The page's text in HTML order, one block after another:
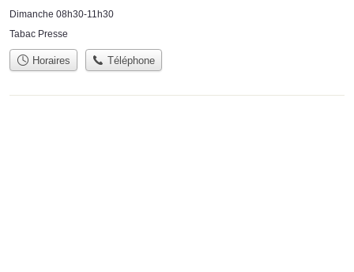
Dimanche 08h30-11h30
Tabac Presse
Horaires Téléphone